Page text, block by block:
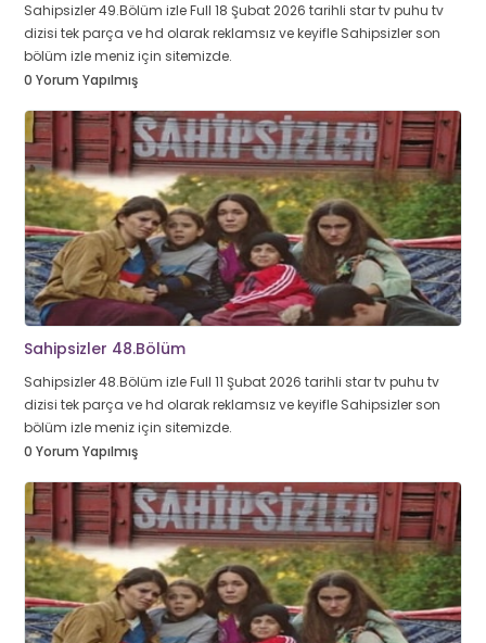
Sahipsizler 49.Bölüm izle Full 18 Şubat 2026 tarihli star tv puhu tv
dizisi tek parça ve hd olarak reklamsız ve keyifle Sahipsizler son
bölüm izle meniz için sitemizde.
0 Yorum Yapılmış
Sahipsizler 48.Bölüm
Sahipsizler 48.Bölüm izle Full 11 Şubat 2026 tarihli star tv puhu tv
dizisi tek parça ve hd olarak reklamsız ve keyifle Sahipsizler son
bölüm izle meniz için sitemizde.
0 Yorum Yapılmış